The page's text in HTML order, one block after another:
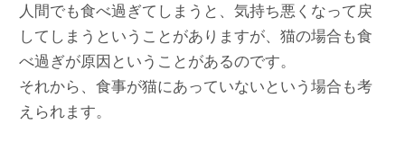
人間でも食べ過ぎてしまうと、気持ち悪くなって戻
してしまうということがありますが、猫の場合も食
べ過ぎが原因ということがあるのです。
それから、食事が猫にあっていないという場合も考
えられます。